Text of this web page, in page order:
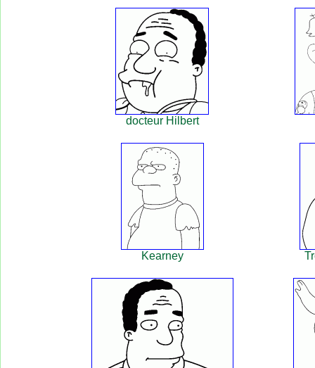
docteur Hilbert
Kearney